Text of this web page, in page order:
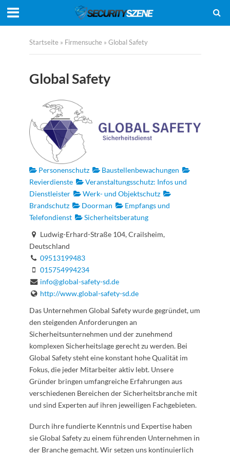
Startseite » Firmensuche » Global Safety
Global Safety
Personenschutz
Baustellenbewachungen
Revierdienste
Veranstaltungsschutz: Infos und
Dienstleister
Werk- und Objektschutz
Brandschutz
Doorman
Empfangs und
Telefondienst
Sicherheitsberatung
Ludwig-Erhard-Straße 104, Crailsheim,
Deutschland
09513199483
015754994234
info@global-safety-sd.de
http://www.global-safety-sd.de
Das Unternehmen Global Safety wurde gegründet, um
den steigenden Anforderungen an
Sicherheitsunternehmen und der zunehmend
komplexen Sicherheitslage gerecht zu werden. Bei
Global Safety steht eine konstant hohe Qualität im
Fokus, die jeder Mitarbeiter aktiv lebt. Unsere
Gründer bringen umfangreiche Erfahrungen aus
verschiedenen Bereichen der Sicherheitsbranche mit
und sind Experten auf ihren jeweiligen Fachgebieten.
Durch ihre fundierte Kenntnis und Expertise haben
sie Global Safety zu einem führenden Unternehmen in
der Branche gemacht. Wir setzen uns kontinuierlich